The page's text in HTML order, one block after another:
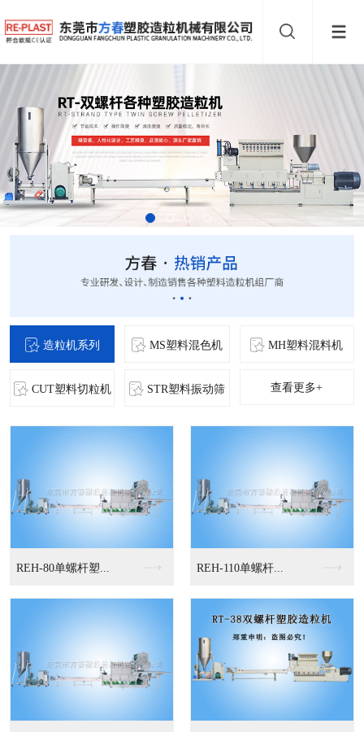
造粒机系列 MS塑料混色机 MH塑料混料机
CUT塑料切粒机 STR塑料振动筛 查看更多+
MS-立式混色机